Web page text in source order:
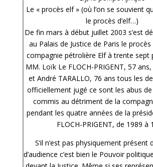
Le « procès elf » (où l’on se souvient
le procès d’elf…)
De fin mars à début juillet 2003 s’est
au Palais de Justice de Paris le
compagnie pétrolière Elf à trente sept
MM. Loïk Le FLOCH-PRIGENT, 57 ans,
et André TARALLO, 76 ans tous les
officiellement jugé ce sont les abus
commis au détriment de la
pendant les quatre années de la
FLOCH-PRIGENT, de 1989 à
S’il n’est pas physiquement présent
d’audience c’est bien le Pouvoir